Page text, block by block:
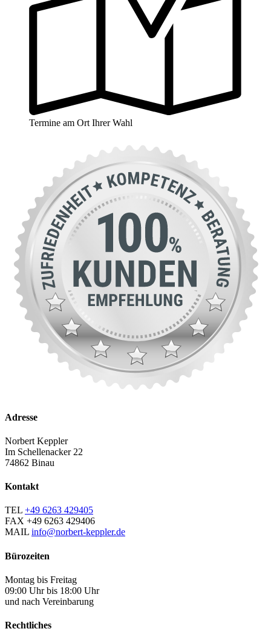
Termine am Ort Ihrer Wahl
Adresse
Norbert Keppler
Im Schellenacker 22
74862 Binau
Kontakt
TEL +49 6263 429405
FAX +49 6263 429406
MAIL info@norbert-keppler.de
Bürozeiten
Montag bis Freitag
09:00 Uhr bis 18:00 Uhr
und nach Vereinbarung
Rechtliches